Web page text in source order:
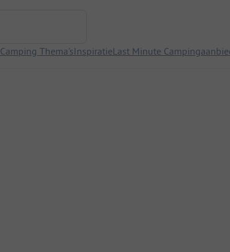
Camping Thema'sInspiratieLast Minute